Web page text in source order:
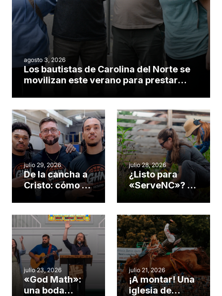
agosto 3, 2026
Los bautistas de Carolina del Norte se
movilizan este verano para prestar
julio 29, 2026
De la cancha a
Cristo: cómo el
gimnasio de
Cary se
convirtió en un
insólito campo
misionero te
cuento
julio 28, 2026
¿Listo para
«ServeNC»? 4
obra de Dios
durante la
Semana
ServeNC
julio 23, 2026
«God Math»:
una boda
julio 21, 2026
¡A montar! Una
iglesia de